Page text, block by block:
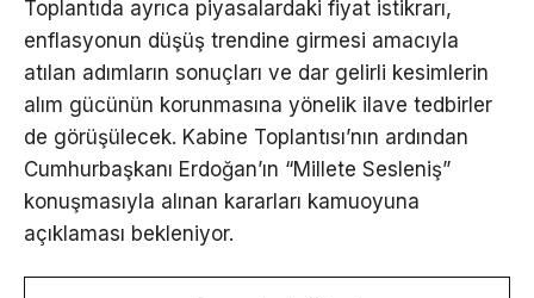
Toplantıda ayrıca piyasalardaki fiyat istikrarı,
enflasyonun düşüş trendine girmesi amacıyla
atılan adımların sonuçları ve dar gelirli kesimlerin
alım gücünün korunmasına yönelik ilave tedbirler
de görüşülecek. Kabine Toplantısı’nın ardından
Cumhurbaşkanı Erdoğan’ın “Millete Sesleniş”
konuşmasıyla alınan kararları kamuoyuna
açıklaması bekleniyor.